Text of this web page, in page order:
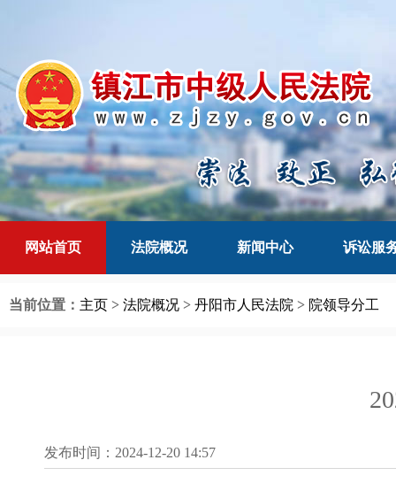
网站首页 法院概况 新闻中心 诉讼服
当前位置： 主页 > 法院概况 > 丹阳市人民法院 > 院领导分工
发布时间：2024-12-20 14:57